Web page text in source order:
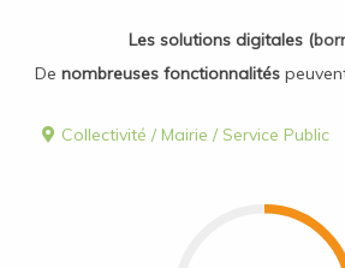
Les solutions digitales (
De nombreuses fonctionnalités
Collectivité / Mairie / Service Public